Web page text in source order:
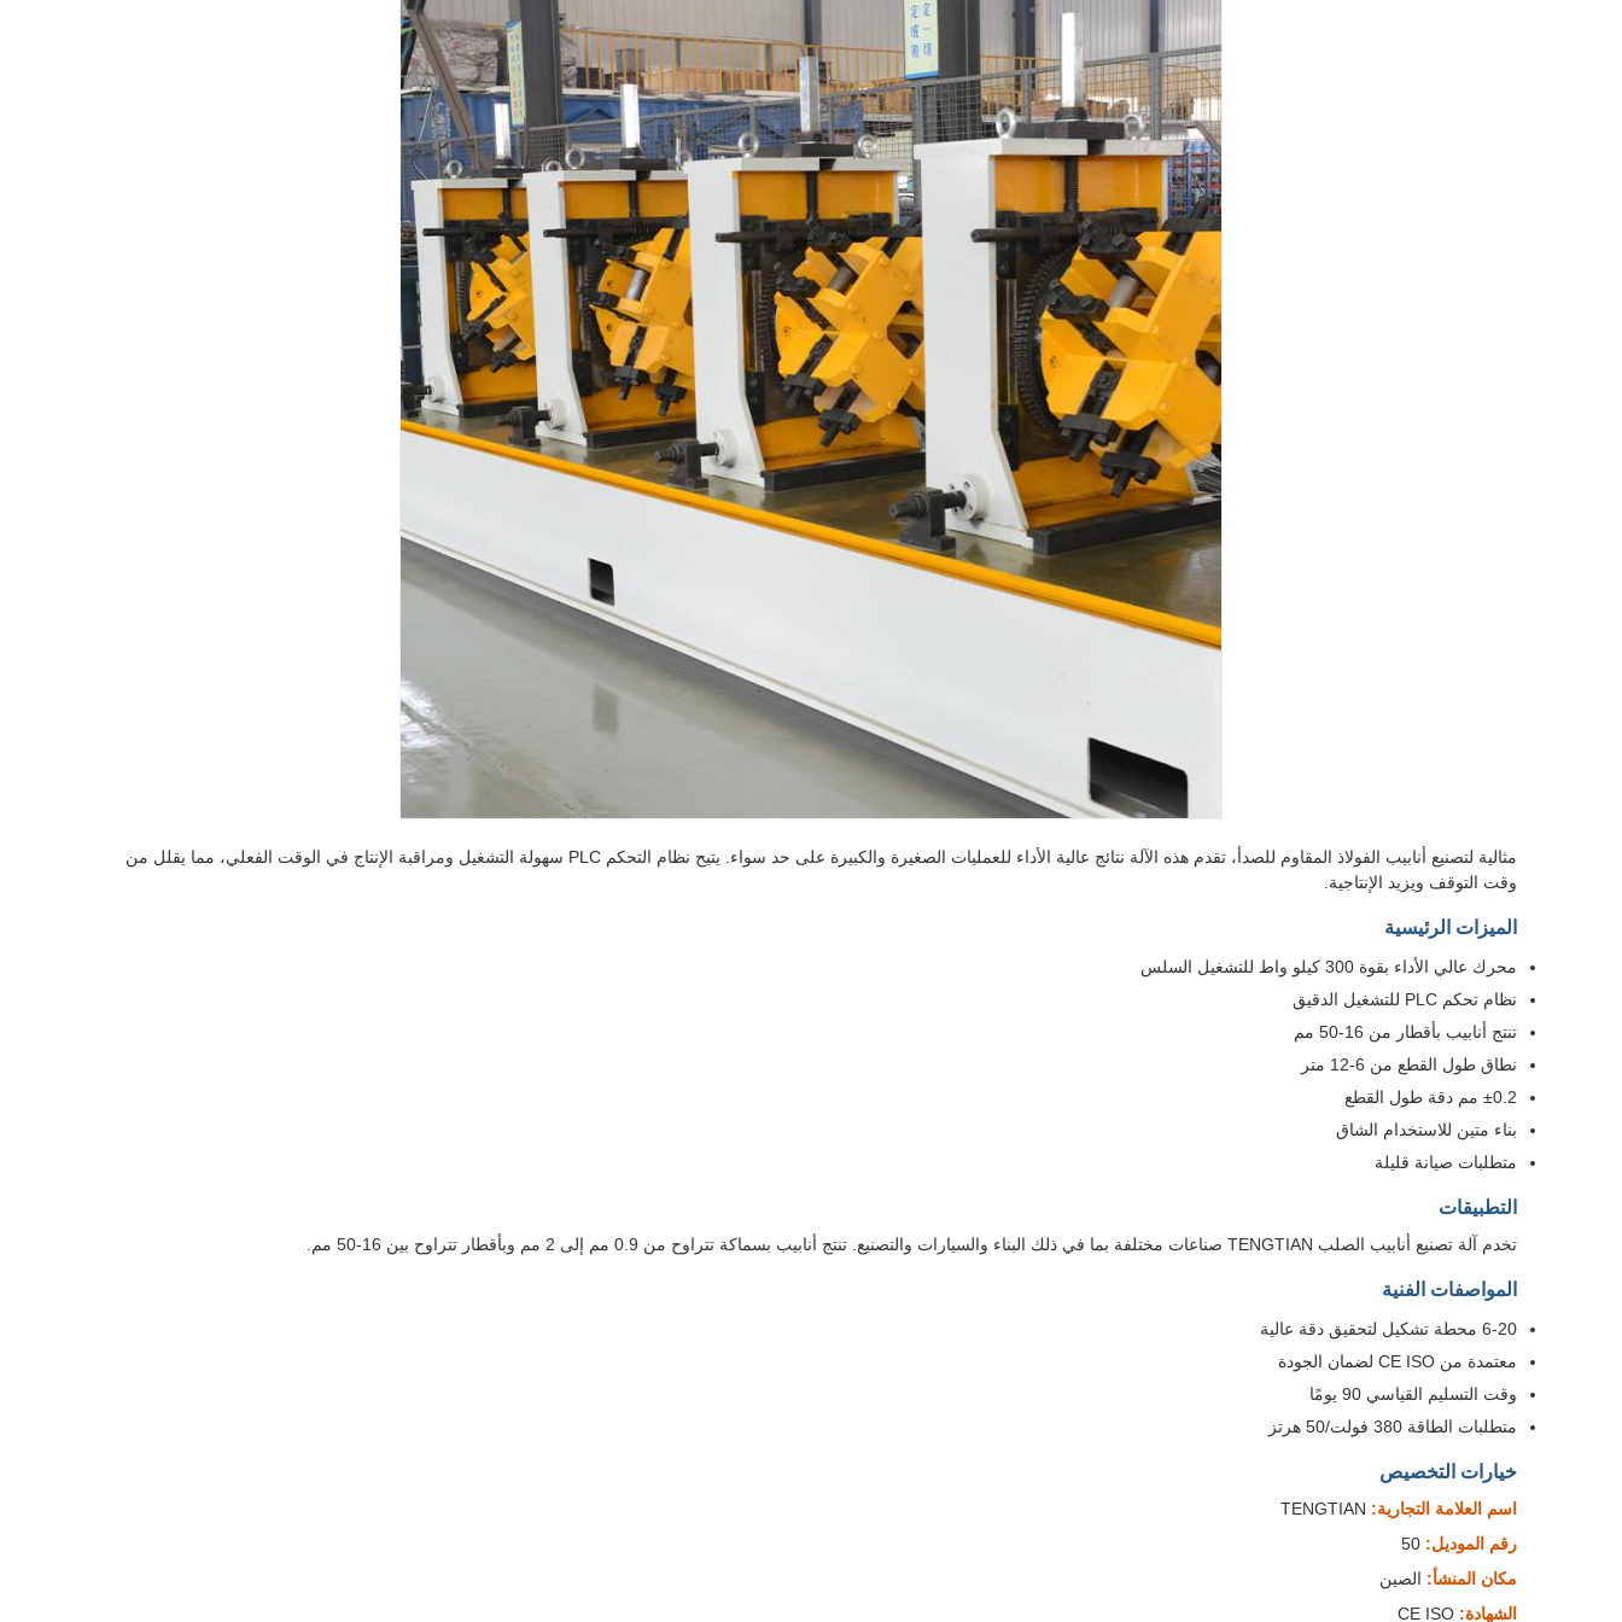
مثالية لتصنيع أنابيب الفولاذ المقاوم للصدأ، تقدم هذه الآلة نتائج عالية الأداء للعمليات الصغيرة والكبيرة على حد سواء. يتيح نظام التحكم PLC سهولة التشغيل ومراقبة الإنتاج في الوقت الفعلي، مما يقلل من
وقت التوقف ويزيد الإنتاجية.
الميزات الرئيسية
محرك عالي الأداء بقوة 300 كيلو واط للتشغيل السلس
نظام تحكم PLC للتشغيل الدقيق
تنتج أنابيب بأقطار من 16-50 مم
نطاق طول القطع من 6-12 متر
±0.2 مم دقة طول القطع
بناء متين للاستخدام الشاق
متطلبات صيانة قليلة
التطبيقات
تخدم آلة تصنيع أنابيب الصلب TENGTIAN صناعات مختلفة بما في ذلك البناء والسيارات والتصنيع. تنتج أنابيب بسماكة تتراوح من 0.9 مم إلى 2 مم وبأقطار تتراوح بين 16-50 مم.
المواصفات الفنية
6-20 محطة تشكيل لتحقيق دقة عالية
معتمدة من CE ISO لضمان الجودة
وقت التسليم القياسي 90 يومًا
متطلبات الطاقة 380 فولت/50 هرتز
خيارات التخصيص
اسم العلامة التجارية:
رقم الموديل:
مكان المنشأ: الصين
الشهادة: